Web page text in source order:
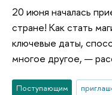
20 июня началась
стране! Как стать
ключевые даты,
многое другое, —
Поступающим